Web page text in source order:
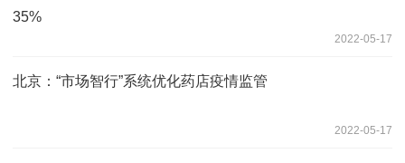
35%
2022-05-17
北京：“市场智行”系统优化药店疫情监管
2022-05-17